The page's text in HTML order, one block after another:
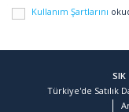
Kullanım Şartlarını
SIK
Türkiye'de Satılık